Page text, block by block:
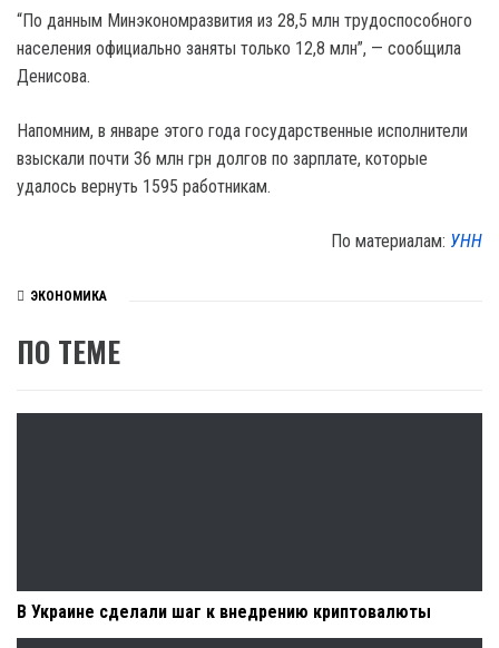
“По данным Минэкономразвития из 28,5 млн трудоспособного
населения официально заняты только 12,8 млн”, — сообщила
Денисова.
Напомним, в январе этого года государственные исполнители
взыскали почти 36 млн грн долгов по зарплате, которые
удалось вернуть 1595 работникам.
По материалам: УНН
ЭКОНОМИКА
ПО ТЕМЕ
В Украине сделали шаг к внедрению криптовалюты